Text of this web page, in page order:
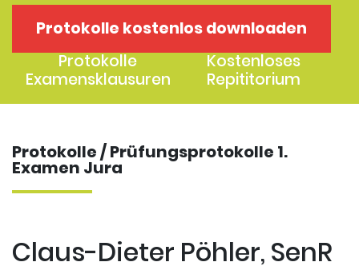
Protokolle kostenlos downloaden
1. Examen
2. Examen
Protokolle
Examensklausuren
Kostenloses
Repititorium
Protokolle / Prüfungsprotokolle 1.
Examen Jura
Claus-Dieter Pöhler, SenR